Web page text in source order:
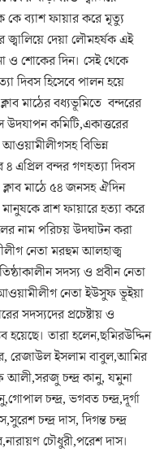
কে ব্যাশ ফায়ার করে মৃত্যু
জ্বালিয়ে দেয়া লৌমহর্ষক এই
ও শোকের দিন। সেই থেকে
দিবস হিসেবে পালন হয়ে
মাঠের বধ্যভূমিতে বন্দরের
উদযাপন কমিটি,একাত্তরের
বিভিন্ন
এপ্রিল বন্দর গণহত্যা দিবস
মাঠে ৫৪ জনসহ ঐদিন
ব্রাশ ফায়ারে হত্যা করে
নাম পরিচয় উদঘাটন করা
নেতা মরহুম আলহাজ্ব
সদস্য ও প্রবীন নেতা
নেতা ইউসুফ ভূইয়া
সদস্যদের প্রচেষ্টায় ও
তারা হলেন,ছমিরউদ্দিন
রেজাউল ইসলাম বাবুল,আমির
চন্দ্র কানু, যমুনা
চন্দ্র, ভগবত চন্দ্র,দূর্গা
চন্দ্র দাস, দিগন্ত চন্দ্র
চৌধুরী,পরেশ দাস।